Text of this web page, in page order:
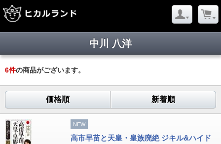
中川 八洋
6件の商品がございます。
価格順 新着順
NEW
高市早苗と天皇・皇族廃絶 ジキル&ハイド